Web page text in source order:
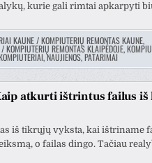
kurie gali rimtai apkarpyti
KAUNE / KOMPIUTERIŲ REMONTAS KAUNE,
KOMPIUTERIŲ REMONTAS KLAIPĖDOJE,
NAUJIENOS, PATARIMAI
atkurti ištrintus failus
iš tikrųjų vyksta, kai ištriname
o failas dingo. Tačiau